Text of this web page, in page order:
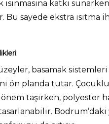
katkı
Bu sayede ekstra ısıtma
basamak
ön planda tutar.
taşırken, polyester
Bodrum’daki